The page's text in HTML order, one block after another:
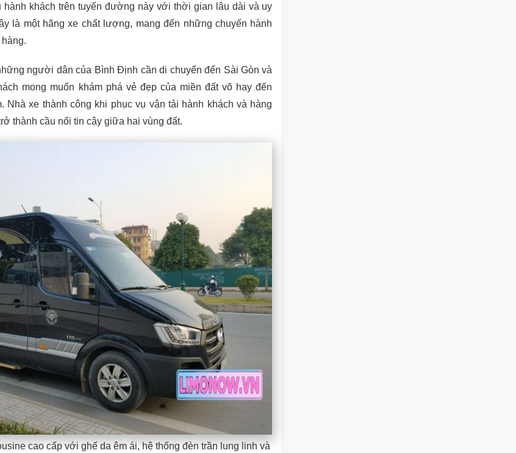
khách trên tuyến đường này với thời gian lâu dài và uy
là một hãng xe chất lượng, mang đến những chuyến hành
người dân của Bình Định cần di chuyển đến Sài Gòn và
mong muốn khám phá vẻ đẹp của miền đất võ hay đến
Nhà xe thành công khi phục vụ vận tải hành khách và hàng
thành cầu nối tin cậy giữa hai vùng đất.
cao cấp với ghế da êm ái, hệ thống đèn trần lung linh và